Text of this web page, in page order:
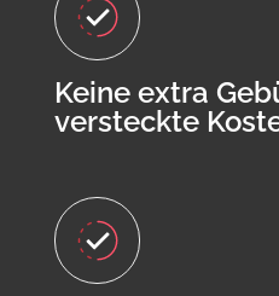
Keine extra
versteckte